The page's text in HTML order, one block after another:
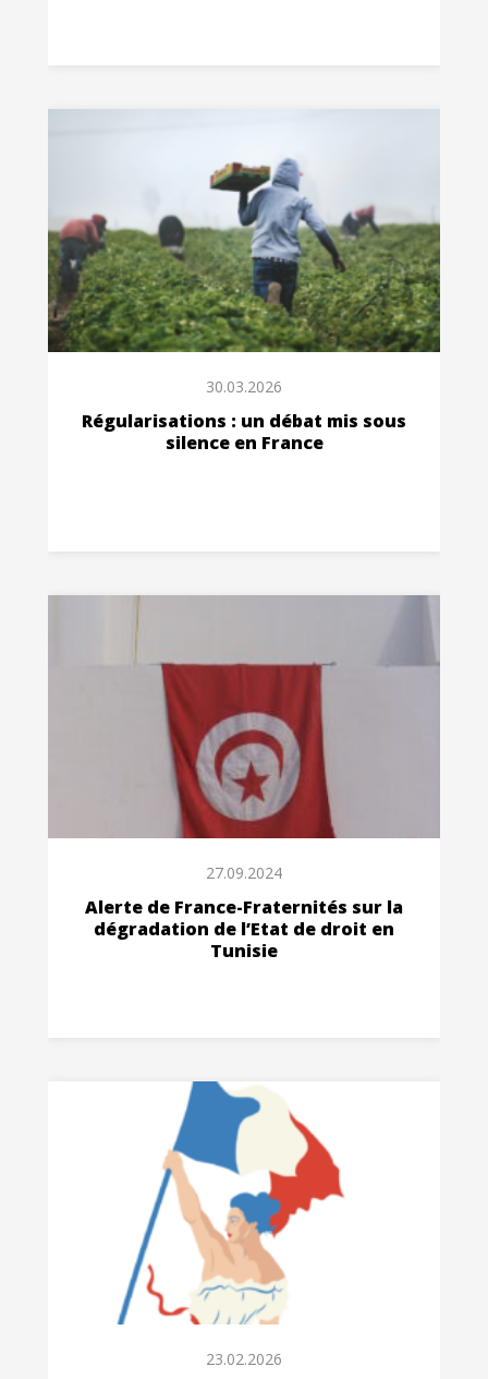
30.03.2026
Régularisations : un débat mis sous
silence en France
27.09.2024
Alerte de France-Fraternités sur la
dégradation de l’Etat de droit en
Tunisie
23.02.2026